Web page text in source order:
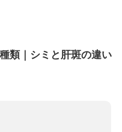
類｜シミと肝斑の違い